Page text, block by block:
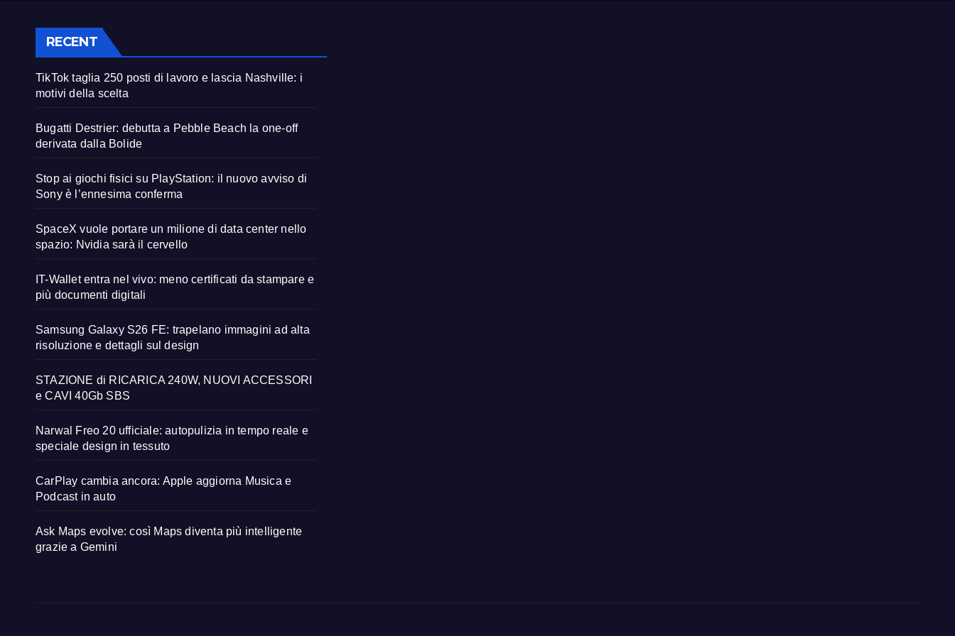
RECENT
TikTok taglia 250 posti di lavoro e lascia Nashville: i
motivi della scelta
Bugatti Destrier: debutta a Pebble Beach la one-off
derivata dalla Bolide
Stop ai giochi fisici su PlayStation: il nuovo avviso di
Sony è l’ennesima conferma
SpaceX vuole portare un milione di data center nello
spazio: Nvidia sarà il cervello
IT-Wallet entra nel vivo: meno certificati da stampare e
più documenti digitali
Samsung Galaxy S26 FE: trapelano immagini ad alta
risoluzione e dettagli sul design
STAZIONE di RICARICA 240W, NUOVI ACCESSORI
e CAVI 40Gb SBS
Narwal Freo 20 ufficiale: autopulizia in tempo reale e
speciale design in tessuto
CarPlay cambia ancora: Apple aggiorna Musica e
Podcast in auto
Ask Maps evolve: così Maps diventa più intelligente
grazie a Gemini